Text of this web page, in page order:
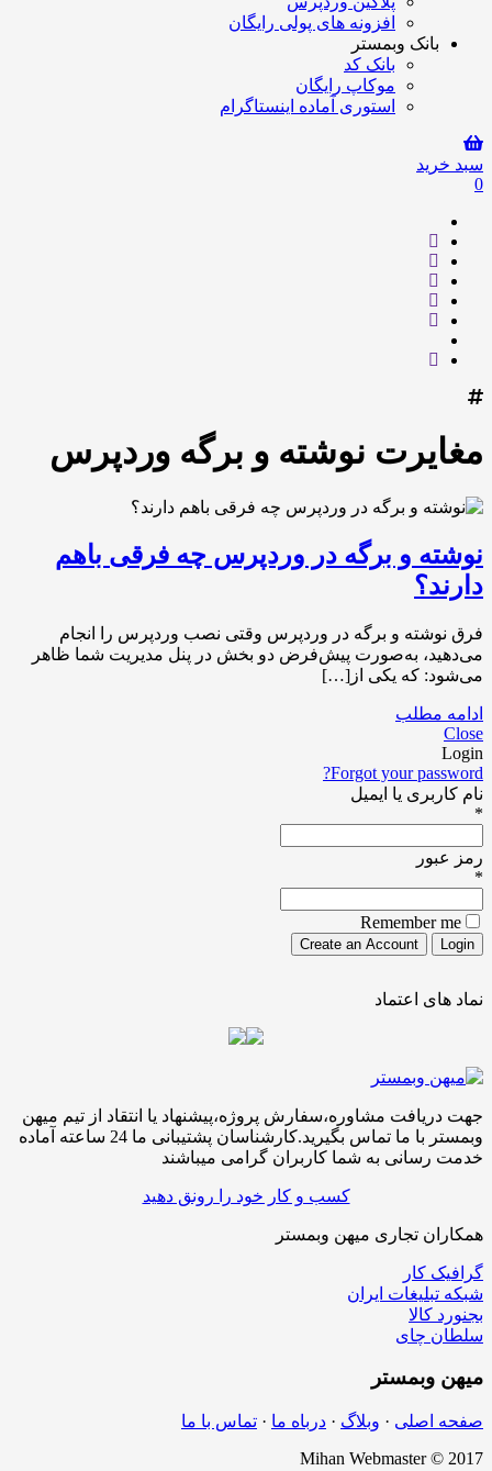
افزونه های پولی رایگان
بانک وبمستر
بانک کد
موکاپ رایگان
استوری آماده اینستاگرام
سبد خرید
0
مغایرت نوشته و برگه وردپرس
نوشته و برگه در وردپرس چه فرقی باهم
دارند؟
فرق نوشته و برگه در وردپرس وقتی نصب وردپرس را انجام
می‌دهید، به‌صورت پیش‌فرض دو بخش در پنل مدیریت شما ظاهر
می‌شود: که یکی از[…]
ادامه مطلب
Close
Login
Forgot your password?
نام کاربری یا ایمیل
*
رمز عبور
*
Remember me
نماد های اعتماد
جهت دریافت مشاوره،سفارش پروژه،پیشنهاد یا انتقاد از تیم میهن
وبمستر با ما تماس بگیرید.کارشناسان پشتیبانی ما 24 ساعته آماده
خدمت رسانی به شما کاربران گرامی میباشند
کسب و کار خود را رونق دهید
همکاران تجاری میهن وبمستر
گرافیک کار
شبکه تبلیغات ایران
بجنورد کالا
سلطان چای
میهن وبمستر
صفحه اصلی · وبلاگ · درباه ما · تماس با ما
Mihan Webmaster © 2017